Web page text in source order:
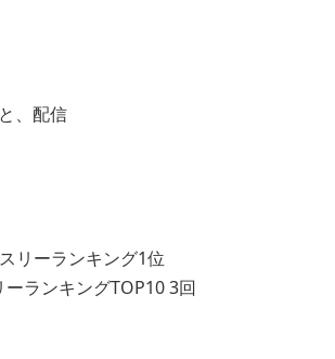
、配信
リーランキング1位
ランキングTOP10 3回